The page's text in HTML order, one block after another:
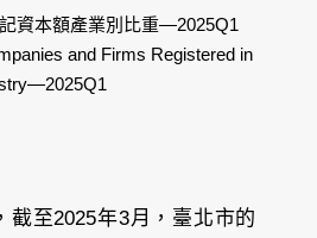
資本額產業別比重—2025Q1
and Firms Registered in
截至2025年3月，臺北市的